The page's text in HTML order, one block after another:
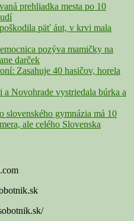
prehliadka mesta po 10
päť áut, v krvi mala
pozýva mamičky na
darček
Zasahuje 40 hasičov, horela
a Novohrade vystriedala búrka a
gymnázia má 10
ale celého Slovenska